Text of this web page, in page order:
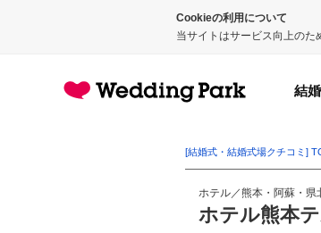
Cookieの利用について
当サイトはサービス向上のた
結
[結婚式・結婚式場クチコミ]
ホテル／熊本・阿蘇・県
ホテル熊本